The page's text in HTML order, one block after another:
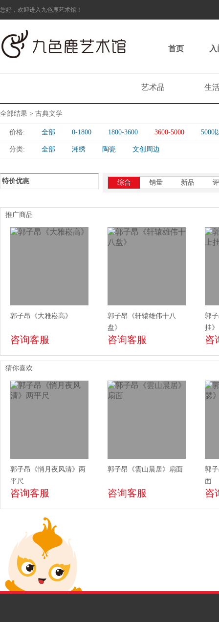
您好，欢迎进入九色鹿艺术馆！
首页
艺术品 生
全部结果 > 古典文学
价格: 全部 0-1800 1800-3600 3600-5000 5000
分类: 全部 湘绣 陶瓷 文创周边
特价优惠 综合 销量 新品
推广商品
郭子昂《大雅崧高》
咨询客服
郭子昂《轩辕雄伟十八
盘》
咨询客服
郭
挂》
咨
猜你喜欢
郭子昂《悄月夜风清》两
平尺
咨询客服
郭子昂《雲山晨居》扇面
咨询客服
郭
面
咨